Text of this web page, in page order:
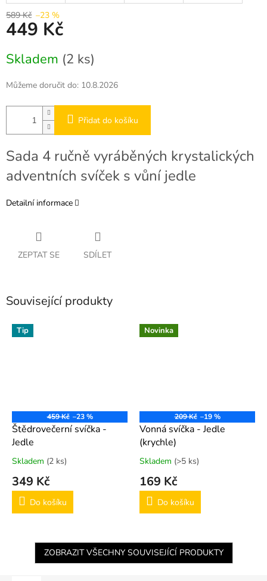
589 Kč –23 %
449 Kč
cena:
Skladem (2 ks)
Můžeme doručit do: 10.8.2026
Přidat do košíku
Sada 4 ručně vyráběných krystalických
adventních svíček s vůní jedle
Detailní informace
ZEPTAT SE SDÍLET
Související produkty
Tip
459 Kč –23 %
Štědrovečerní svíčka -
Jedle
Skladem (2 ks)
349 Kč
Do košíku
Novinka
209 Kč –19 %
Vonná svíčka - Jedle
(krychle)
Skladem (>5 ks)
169 Kč
Do košíku
ZOBRAZIT VŠECHNY SOUVISEJÍCÍ PRODUKTY